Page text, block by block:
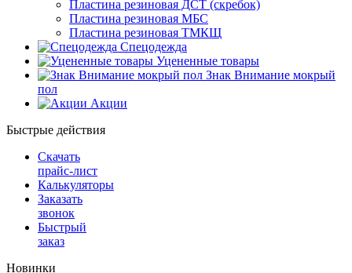
Пластина резиновая ДСТ (скребок)
Пластина резиновая МБС
Пластина резиновая ТМКЩ
Спецодежда
Уцененные товары
Знак Внимание мокрый
пол
Акции
Быстрые действия
Скачать
прайс-лист
Калькуляторы
Заказать
звонок
Быстрый
заказ
Новинки